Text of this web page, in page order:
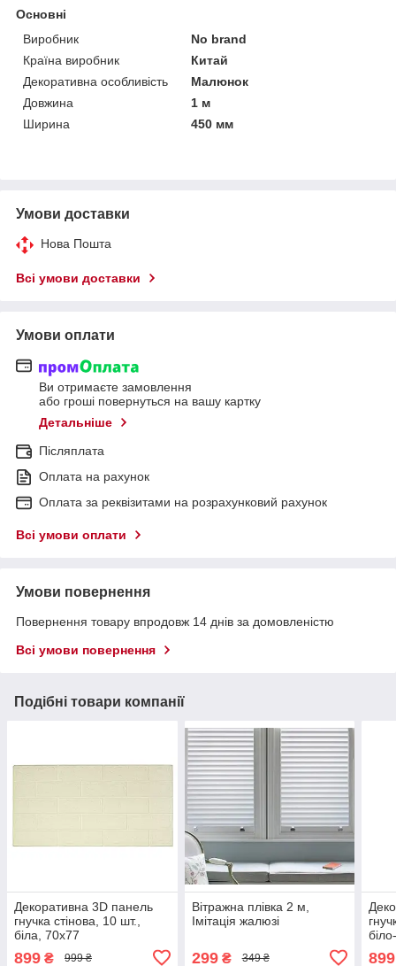
Основні
Виробник
No brand
Країна виробник
Китай
Декоративна особливість
Малюнок
Довжина
1 м
Ширина
450 мм
Умови доставки
Нова Пошта
Всі умови доставки
Умови оплати
Ви отримаєте замовлення
або гроші повернуться на вашу картку
Детальніше
Післяплата
Оплата на рахунок
Оплата за реквізитами на розрахунковий рахунок
Всі умови оплати
Умови повернення
Повернення товару впродовж 14 днів за домовленістю
Всі умови повернення
Подібні товари компанії
Декоративна 3D панель
гнучка стінова, 10 шт.,
біла, 70х77
899 ₴ 999 ₴
Вітражна плівка 2 м,
Імітація жалюзі
299₴ 349 ₴ 899